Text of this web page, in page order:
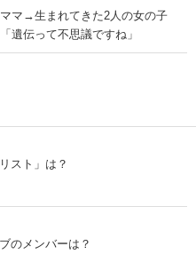
マ→生まれてきた2人の女の子
伝って不思議ですね」
スト」は？
のメンバーは？